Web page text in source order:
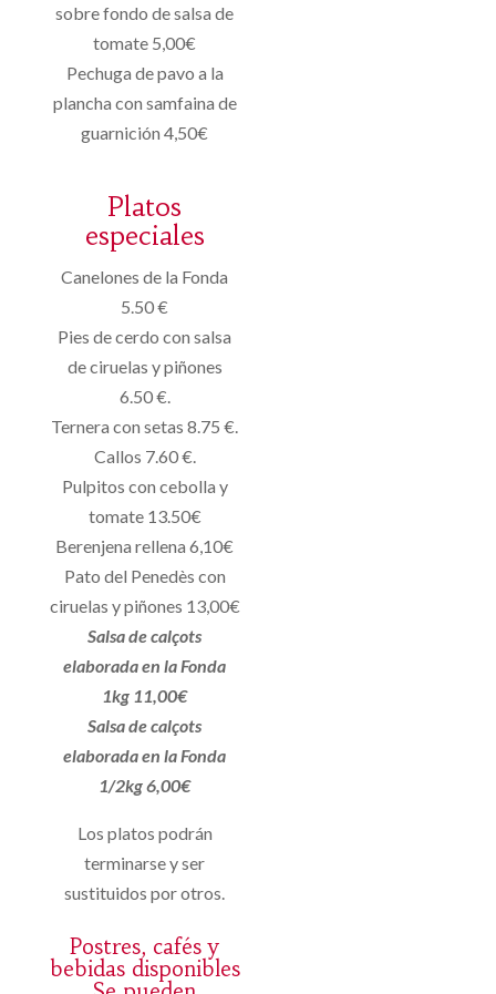
sobre fondo de salsa de
tomate 5,00€
Pechuga de pavo a la
plancha con samfaina de
guarnición 4,50€
Platos
especiales
Canelones de la Fonda
5.50 €
Pies de cerdo con salsa
de ciruelas y piñones
6.50 €.
Ternera con setas 8.75 €.
Callos 7.60 €.
Pulpitos con cebolla y
tomate 13.50€
Berenjena rellena 6,10€
Pato del Penedès con
ciruelas y piñones 13,00€
Salsa de calçots
elaborada en la Fonda
1kg 11,00€
Salsa de calçots
elaborada en la Fonda
1/2kg 6,00€
Los platos podrán
terminarse y ser
sustituidos por otros.
Postres, cafés y
bebidas disponibles